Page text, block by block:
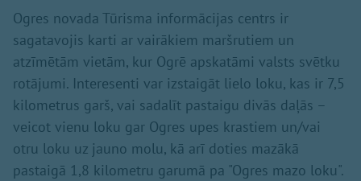
Ogres novada Tūrisma informācijas centrs ir
sagatavojis karti ar vairākiem maršrutiem un
atzīmētām vietām, kur Ogrē apskatāmi valsts svētku
rotājumi. Interesenti var izstaigāt lielo loku, kas ir 7,5
kilometrus garš, vai sadalīt pastaigu divās daļās –
veicot vienu loku gar Ogres upes krastiem un/vai
otru loku uz jauno molu, kā arī doties mazākā
pastaigā 1,8 kilometru garumā pa "Ogres mazo loku".